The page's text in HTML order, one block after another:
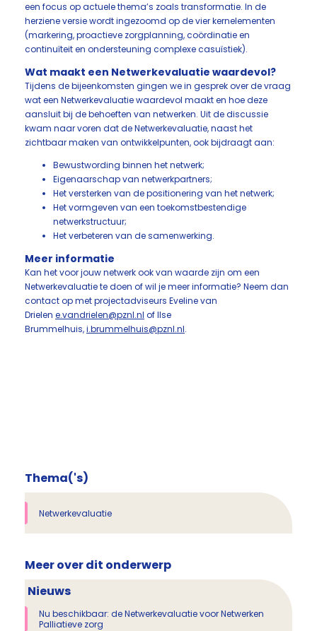
een focus op actuele thema’s zoals transformatie. In de
herziene versie wordt ingezoomd op de vier kernelementen
(markering, proactieve zorgplanning, coördinatie en
continuïteit en ondersteuning complexe casuïstiek).
Wat maakt een Netwerkevaluatie waardevol?
Tijdens de bijeenkomsten gingen we in gesprek over de vraag
wat een Netwerkevaluatie waardevol maakt en hoe deze
aansluit bij de behoeften van netwerken. Uit de discussie
kwam naar voren dat de Netwerkevaluatie, naast het
zichtbaar maken van ontwikkelpunten, ook bijdraagt aan:
Bewustwording binnen het netwerk;
Eigenaarschap van netwerkpartners;
Het versterken van de positionering van het netwerk;
Het vormgeven van een toekomstbestendige
netwerkstructuur;
Het verbeteren van de samenwerking.
Meer informatie
Kan het voor jouw netwerk ook van waarde zijn om een
Netwerkevaluatie te doen of wil je meer informatie? Neem dan
contact op met projectadviseurs Eveline van
Drielen e.vandrielen@pznl.nl of Ilse
Brummelhuis,i.brummelhuis@pznl.nl.
Thema('s)
Netwerkevaluatie
Meer over dit onderwerp
Nieuws
Nu beschikbaar: de Netwerkevaluatie voor Netwerken
Palliatieve zorg